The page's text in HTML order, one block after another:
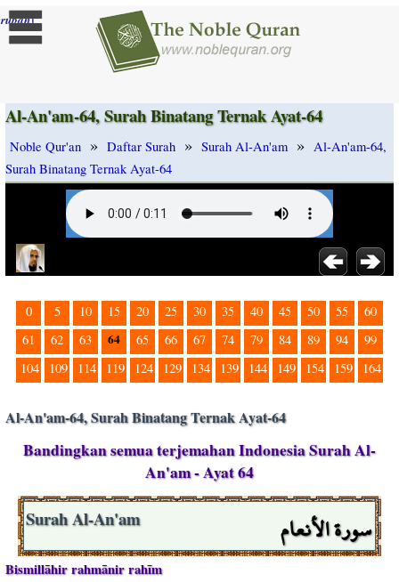
]
Al-An'am-64, Surah Binatang Ternak Ayat-64
Noble Qur'an » Daftar Surah » Surah Al-An'am » Al-An'am-64,
Surah Binatang Ternak Ayat-64
0 5 10 15 20 25 30 35 40 45 50 55
60
61
62 63 64 65 66 67 74 79 84 89 94
99
104
109 114 119 124 129 134 139 144 149 154 159 164
Al-An'am-64, Surah Binatang Ternak Ayat-64
Bandingkan semua terjemahan Indonesia Surah Al-
An'am - Ayat 64
سورة الأنعام Surah Al-An'am
Bismillāhir rahmānir rahīm